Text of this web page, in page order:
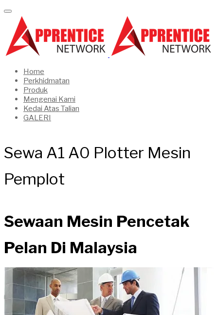
Home
Perkhidmatan
Produk
Mengenai Kami
Kedai Atas Talian
GALERI
Sewa A1 A0 Plotter Mesin
Pemplot
Sewaan Mesin Pencetak
Pelan Di Malaysia